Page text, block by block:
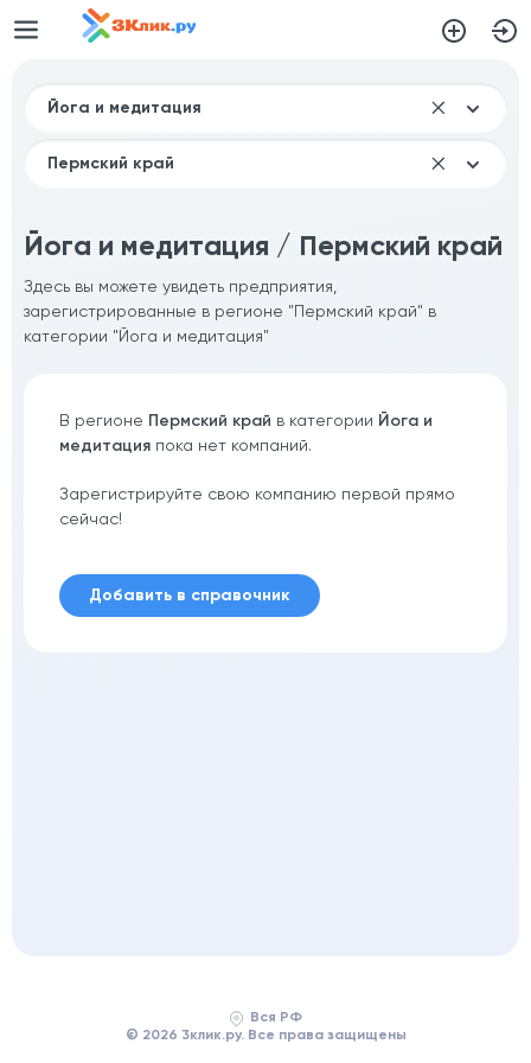
Йога и медитация / Пермский край
Здесь вы можете увидеть предприятия,
зарегистрированные в регионе "Пермский край" в
категории "Йога и медитация"
В регионе Пермский край в категории Йога и
медитация пока нет компаний.
Зарегистрируйте свою компанию первой прямо
сейчас!
Добавить в справочник
Вся РФ
© 2026 3клик.ру. Все права защищены